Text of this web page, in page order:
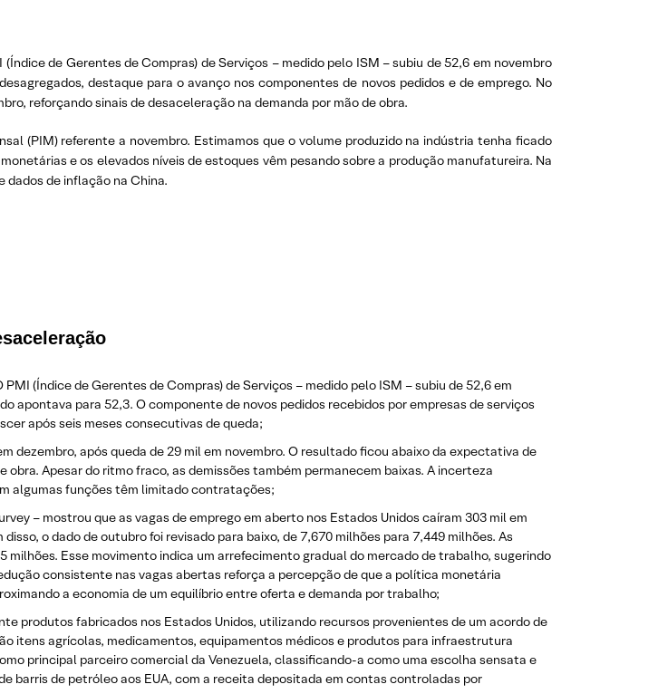
de Gerentes de Compras) de Serviços – medido pelo ISM – subiu de 52,6 em novembro
destaque para o avanço nos componentes de novos pedidos e de emprego. No
reforçando sinais de desaceleração na demanda por mão de obra.
(PIM) referente a novembro. Estimamos que o volume produzido na indústria tenha ficado
e os elevados níveis de estoques vêm pesando sobre a produção manufatureira. Na
dados de inflação na China.
(Índice de Gerentes de Compras) de Serviços – medido pelo ISM – subiu de 52,6 em
apontava para 52,3. O componente de novos pedidos recebidos por empresas de serviços
após seis meses consecutivas de queda;
dezembro, após queda de 29 mil em novembro. O resultado ficou abaixo da expectativa de
Apesar do ritmo fraco, as demissões também permanecem baixas. A incerteza
algumas funções têm limitado contratações;
– mostrou que as vagas de emprego em aberto nos Estados Unidos caíram 303 mil em
o dado de outubro foi revisado para baixo, de 7,670 milhões para 7,449 milhões. As
Esse movimento indica um arrefecimento gradual do mercado de trabalho, sugerindo
consistente nas vagas abertas reforça a percepção de que a política monetária
a economia de um equilíbrio entre oferta e demanda por trabalho;
produtos fabricados nos Estados Unidos, utilizando recursos provenientes de um acordo de
itens agrícolas, medicamentos, equipamentos médicos e produtos para infraestrutura
principal parceiro comercial da Venezuela, classificando-a como uma escolha sensata e
barris de petróleo aos EUA, com a receita depositada em contas controladas por